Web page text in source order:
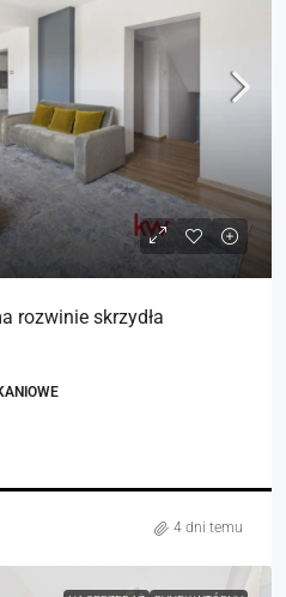
rozwinie skrzydła
4 dni temu